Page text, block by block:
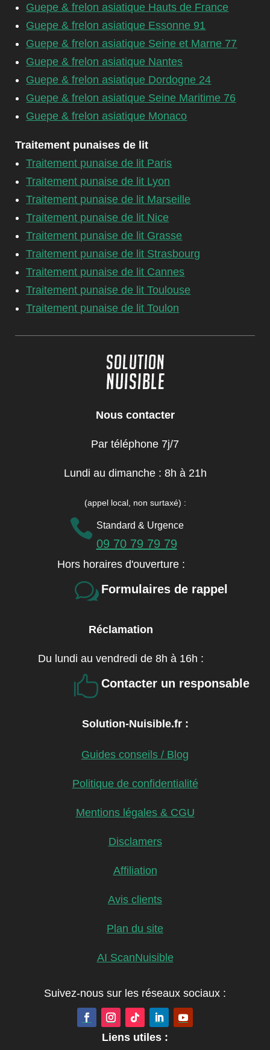
Guepe & frelon asiatique Hauts de France
Guepe & frelon asiatique Essonne 91
Guepe & frelon asiatique Seine et Marne 77
Guepe & frelon asiatique Nantes
Guepe & frelon asiatique Dordogne 24
Guepe & frelon asiatique Seine Maritime 76
Guepe & frelon asiatique Monaco
Traitement punaises de lit
Traitement punaise de lit Paris
Traitement punaise de lit Lyon
Traitement punaise de lit Marseille
Traitement punaise de lit Nice
Traitement punaise de lit Grasse
Traitement punaise de lit Strasbourg
Traitement punaise de lit Cannes
Traitement punaise de lit Toulouse
Traitement punaise de lit Toulon
Nous contacter
Par téléphone 7j/7
Lundi au dimanche : 8h à 21h
(appel local, non surtaxé) :
 Standard & Urgence
09 70 79 79 79
Hors horaires d'ouverture :
w Formulaires de rappel
Réclamation
Du lundi au vendredi de 8h à 16h :
 Contacter un responsable
Solution-Nuisible.fr :
Guides conseils / Blog
Politique de confidentialité
Mentions légales & CGU
Disclamers
Affiliation
Avis clients
Plan du site
AI ScanNuisible
Suivez-nous sur les réseaux sociaux :
Liens utiles :